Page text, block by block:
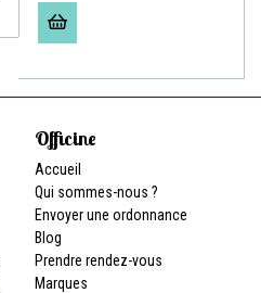
Officine
Accueil
Qui sommes-nous ?
Envoyer une ordonnance
Blog
Prendre rendez-vous
Marques